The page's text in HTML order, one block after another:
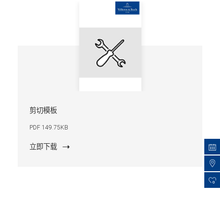
0
剪切模板
PDF 149.75KB
立即下载